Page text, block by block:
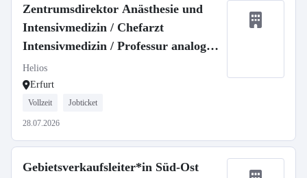
Zentrumsdirektor Anästhesie und
Intensivmedizin / Chefarzt
Intensivmedizin / Professur analog
W3 (m/w/d)
Helios
Erfurt
Vollzeit Jobticket
28.07.2026
Gebietsverkaufsleiter*in Süd-Ost